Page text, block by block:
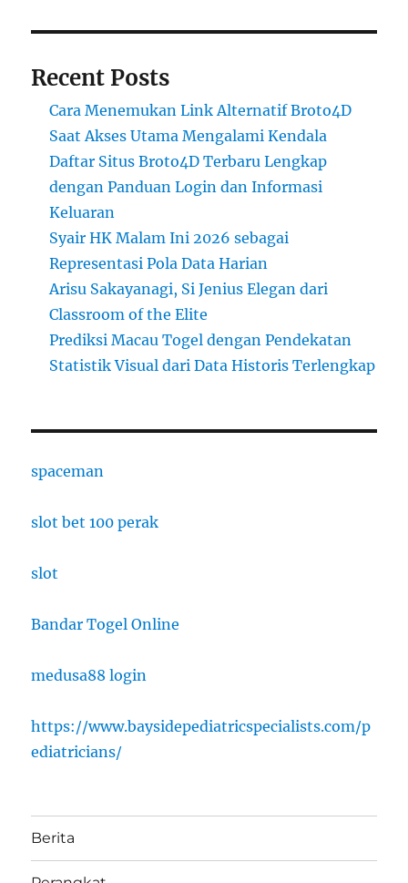
Recent Posts
Cara Menemukan Link Alternatif Broto4D
Saat Akses Utama Mengalami Kendala
Daftar Situs Broto4D Terbaru Lengkap
dengan Panduan Login dan Informasi
Keluaran
Syair HK Malam Ini 2026 sebagai
Representasi Pola Data Harian
Arisu Sakayanagi, Si Jenius Elegan dari
Classroom of the Elite
Prediksi Macau Togel dengan Pendekatan
Statistik Visual dari Data Historis Terlengkap
spaceman
slot bet 100 perak
slot
Bandar Togel Online
medusa88 login
https://www.baysidepediatricspecialists.com/p
ediatricians/
Berita